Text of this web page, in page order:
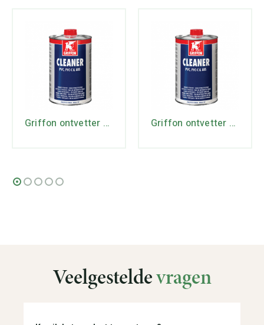
Griffon ontvetter 500 ml Griffon ontvetter 1 ltr
Veelgesteldevragen